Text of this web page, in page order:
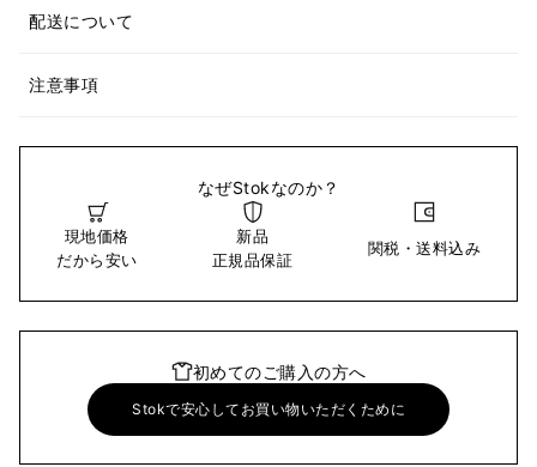
配送について
注意事項
なぜStokなのか？
現地価格
だから安い
新品
正規品保証
関税・送料込み
初めてのご購入の方へ
Stokで安心してお買い物いただくために